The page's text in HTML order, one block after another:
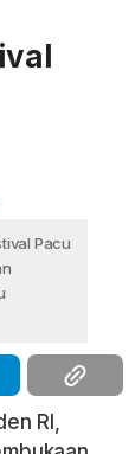
Pacu
RI,